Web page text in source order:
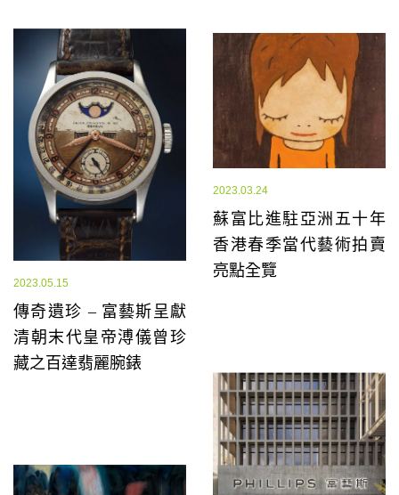
2023.05.15
傳奇遺珍 – 富藝斯呈獻
清朝末代皇帝溥儀曾珍
藏之百達翡麗腕錶
2023.03.24
蘇富比進駐亞洲五十年
香港春季當代藝術拍賣
亮點全覽